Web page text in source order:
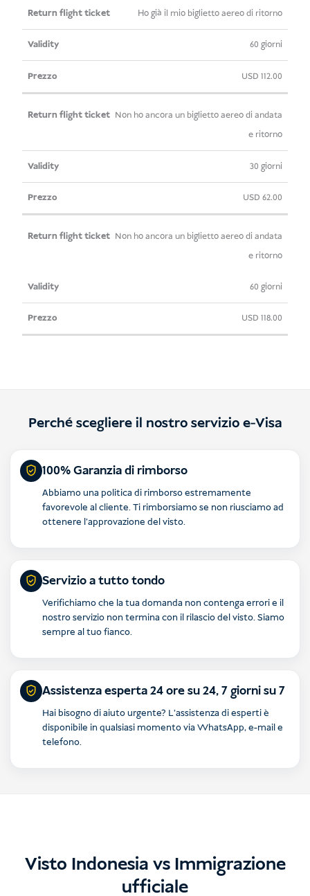
Ho già il mio biglietto aereo di ritorno
60 giorni
USD 112.00
Non ho ancora un biglietto aereo di andata
e ritorno
30 giorni
USD 62.00
Non ho ancora un biglietto aereo di andata
e ritorno
60 giorni
USD 118.00
Perché scegliere il nostro servizio e-Visa
100% Garanzia di rimborso
Abbiamo una politica di rimborso estremamente
favorevole al cliente. Ti rimborsiamo se non riusciamo ad
ottenere l'approvazione del visto.
Servizio a tutto tondo
Verifichiamo che la tua domanda non contenga errori e il
nostro servizio non termina con il rilascio del visto. Siamo
sempre al tuo fianco.
Assistenza esperta 24 ore su 24, 7 giorni su 7
Hai bisogno di aiuto urgente? L'assistenza di esperti è
disponibile in qualsiasi momento via WhatsApp, e-mail e
telefono.
Visto Indonesia vs Immigrazione
ufficiale